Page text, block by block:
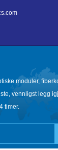
moduler,
vennligst legg
timer.